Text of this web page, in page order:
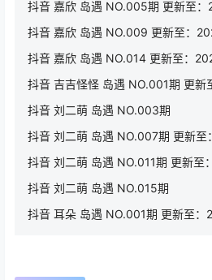
抖音 嘉欣 岛遇 NO.005期 更新至：
抖音 嘉欣 岛遇 NO.009 更新至：
抖音 嘉欣 岛遇 NO.014 更新至：
抖音 吉吉怪怪 岛遇 NO.001期 更新
抖音 刘二萌 岛遇 NO.003期
抖音 刘二萌 岛遇 NO.007期 更新至
抖音 刘二萌 岛遇 NO.011期 更新至
抖音 刘二萌 岛遇 NO.015期
抖音 耳朵 岛遇 NO.001期 更新至：